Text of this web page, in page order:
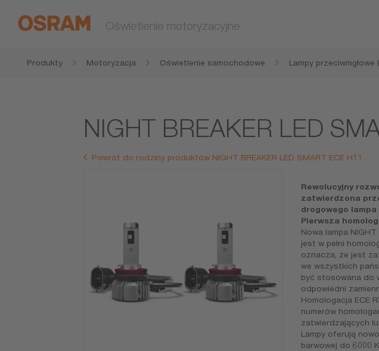
Oświetlenie motoryzacyjne
Produkty Motoryzacja Oświetlenie samochodowe Lampy przeciwmgłowe
NIGHT BREAKER LED
Powrót do rodziny produktów NIGHT BREAKER LED SMART ECE H11
Rewolucyjny
zatwierdzona
drogowego lampa
Pierwsza
Nowa lampa NIGHT
jest w pełni
oznacza, że jest
we wszystkich
być stosowana do
odpowiedni
Homologacja ECE
numerów
zatwierdzających
Lampy oferują
barwowej do 6000